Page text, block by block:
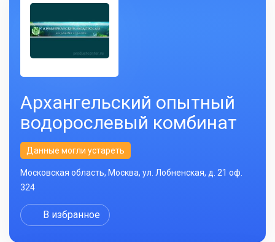
Архангельский опытный
водорослевый комбинат
Данные могли устареть
Московская область, Москва, ул. Лобненская, д. 21 оф.
324
В избранное